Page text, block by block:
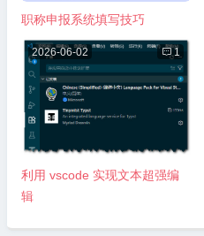
职称申报系统填写技巧
2026-06-02  1
利用 vscode 实现文本超强编
辑